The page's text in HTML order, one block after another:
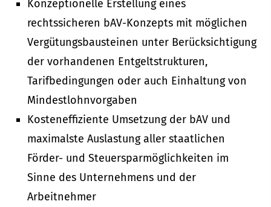
Konzeptionelle Erstellung eines
rechtssicheren bAV-Konzepts mit möglichen
Vergütungsbausteinen unter Berücksichtigung
der vorhandenen Entgeltstrukturen,
Tarifbedingungen oder auch Einhaltung von
Mindestlohnvorgaben
Kosteneffiziente Umsetzung der bAV und
maximalste Auslastung aller staatlichen
Förder- und Steuersparmöglichkeiten im
Sinne des Unternehmens und der
Arbeitnehmer